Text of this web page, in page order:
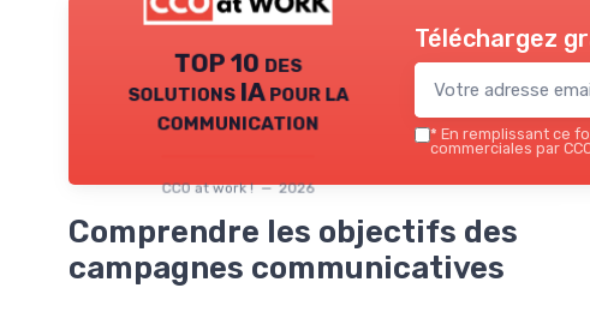
TOP 10 des
solutions IA pour la
communication
CCO at work ! — 2026
Téléchargez
* En remplissant ce
commerciales par
Comprendre les objectifs des
campagnes communicatives